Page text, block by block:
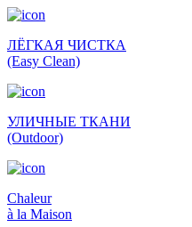
ЛЁГКАЯ ЧИСТКА
(Easy Clean)
УЛИЧНЫЕ ТКАНИ
(Outdoor)
Сhaleur
à la Maison